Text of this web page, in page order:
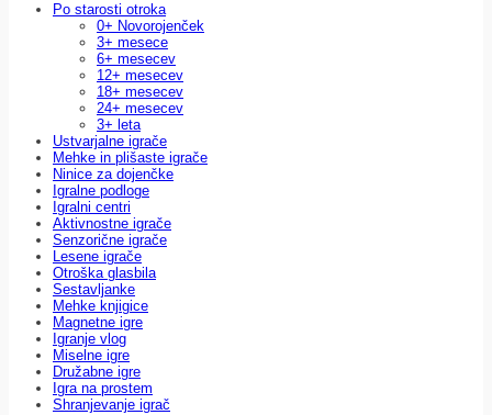
Po starosti otroka
0+ Novorojenček
3+ mesece
6+ mesecev
12+ mesecev
18+ mesecev
24+ mesecev
3+ leta
Ustvarjalne igrače
Mehke in plišaste igrače
Ninice za dojenčke
Igralne podloge
Igralni centri
Aktivnostne igrače
Senzorične igrače
Lesene igrače
Otroška glasbila
Sestavljanke
Mehke knjigice
Magnetne igre
Igranje vlog
Miselne igre
Družabne igre
Igra na prostem
Shranjevanje igrač